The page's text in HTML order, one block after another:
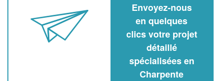
Envoyez-nous
en quelques
clics votre projet
détaillé
spécialisées en
Charpente